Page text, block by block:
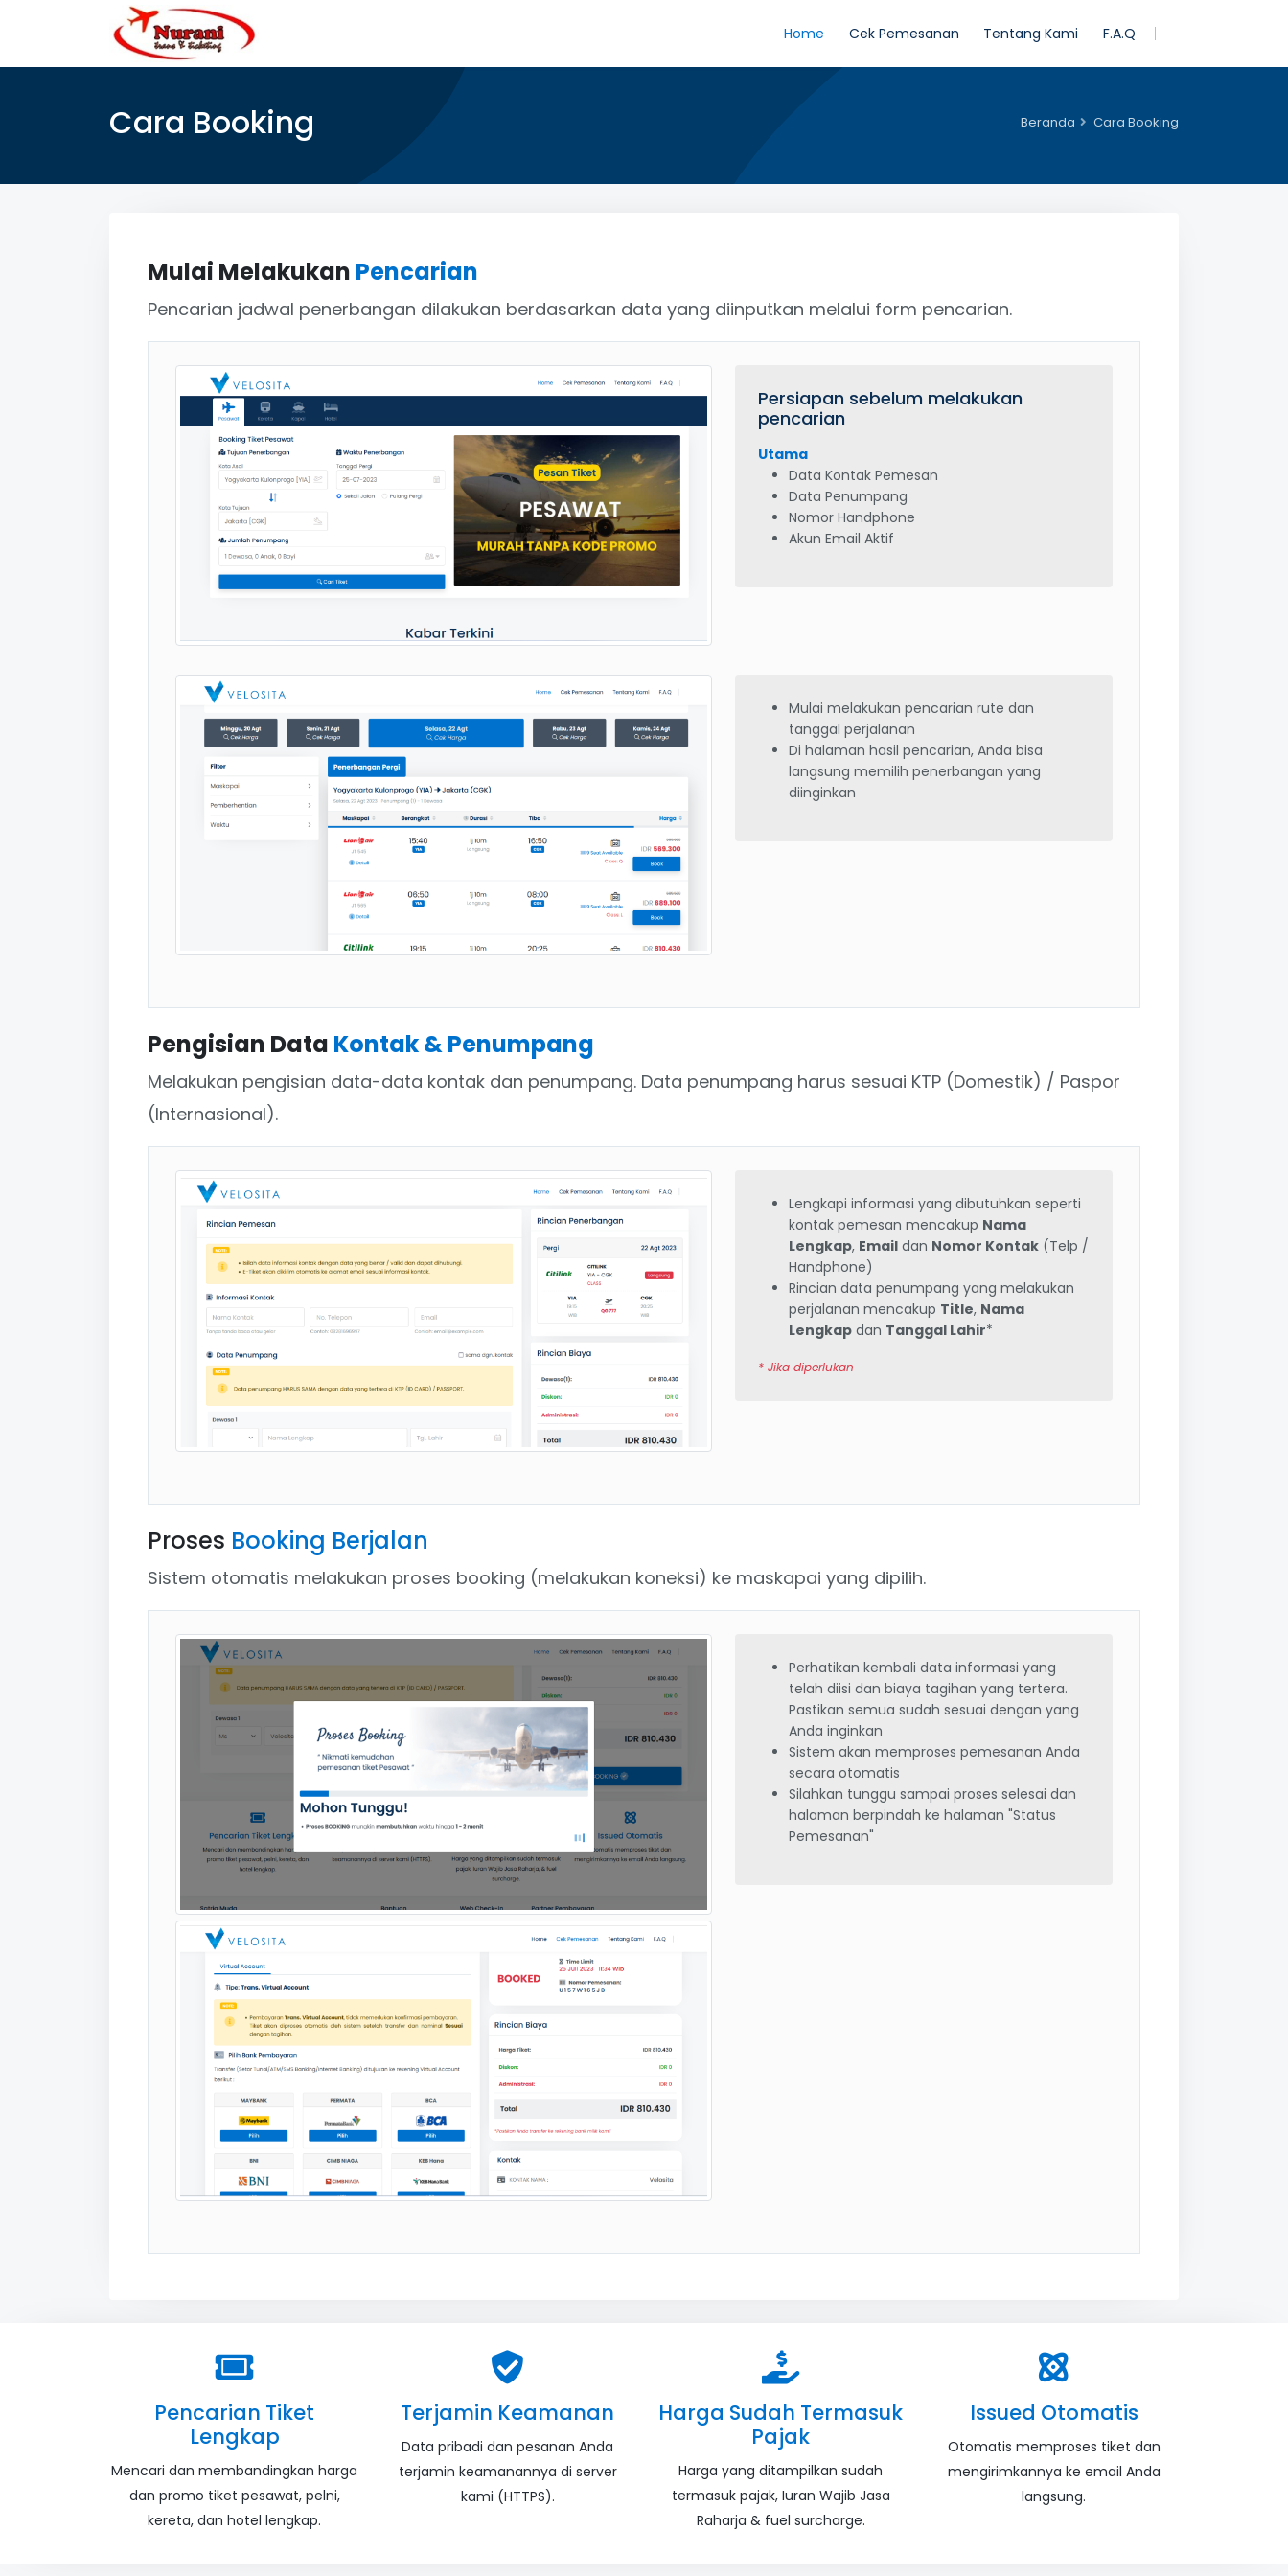
Home Cek Pemesanan Tentang Kami F.A.Q
Cara Booking Beranda Cara Booking
Mulai Melakukan Pencarian
Pencarian jadwal penerbangan dilakukan berdasarkan data yang diinputkan melalui form pencarian.
Persiapan sebelum melakukan
pencarian
Utama
Data Kontak Pemesan
Data Penumpang
Nomor Handphone
Akun Email Aktif
Mulai melakukan pencarian rute dan
tanggal perjalanan
Di halaman hasil pencarian, Anda bisa
langsung memilih penerbangan yang
diinginkan
Pengisian Data Kontak & Penumpang
Melakukan pengisian data-data kontak dan penumpang. Data penumpang harus sesuai KTP (Domestik) / Paspor
(Internasional).
Lengkapi informasi yang dibutuhkan seperti
kontak pemesan mencakup Nama
Lengkap, Email dan Nomor Kontak (Telp /
Handphone)
Rincian data penumpang yang melakukan
perjalanan mencakup Title, Nama
Lengkap dan Tanggal Lahir*
* Jika diperlukan
Proses Booking Berjalan
Sistem otomatis melakukan proses booking (melakukan koneksi) ke maskapai yang dipilih.
Perhatikan kembali data informasi yang
telah diisi dan biaya tagihan yang tertera.
Pastikan semua sudah sesuai dengan yang
Anda inginkan
Sistem akan memproses pemesanan Anda
secara otomatis
Silahkan tunggu sampai proses selesai dan
halaman berpindah ke halaman "Status
Pemesanan"
Pencarian Tiket
Lengkap
Mencari dan membandingkan harga
dan promo tiket pesawat, pelni,
kereta, dan hotel lengkap.
Terjamin Keamanan
Data pribadi dan pesanan Anda
terjamin keamanannya di server
kami (HTTPS).
Harga Sudah Termasuk
Pajak
Harga yang ditampilkan sudah
termasuk pajak, Iuran Wajib Jasa
Raharja & fuel surcharge.
Issued Otomatis
Otomatis memproses tiket dan
mengirimkannya ke email Anda
langsung.